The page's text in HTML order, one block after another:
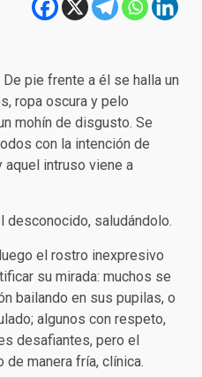
pie frente a él se halla un
ropa oscura y pelo
mohín de disgusto. Se
con la intención de
aquel intruso viene a
saludándolo.
el rostro inexpresivo
su mirada: muchos se
bailando en sus pupilas, o
algunos con respeto,
desafiantes, pero el
de manera fría, clínica.